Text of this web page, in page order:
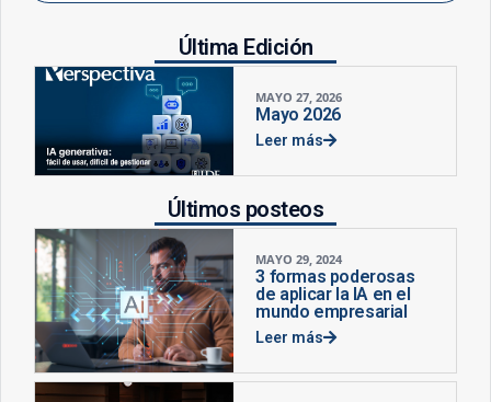
Última Edición
MAYO 27, 2026
Mayo 2026
Leer más
Últimos posteos
MAYO 29, 2024
3 formas poderosas
de aplicar la IA en el
mundo empresarial
Leer más